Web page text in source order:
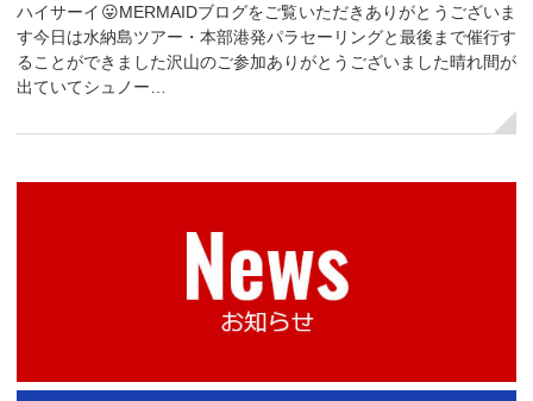
ハイサーイ😛MERMAIDブログをご覧いただきありがとうございま
す今日は水納島ツアー・本部港発パラセーリングと最後まで催行す
ることができました沢山のご参加ありがとうございました晴れ間が
出ていてシュノー…